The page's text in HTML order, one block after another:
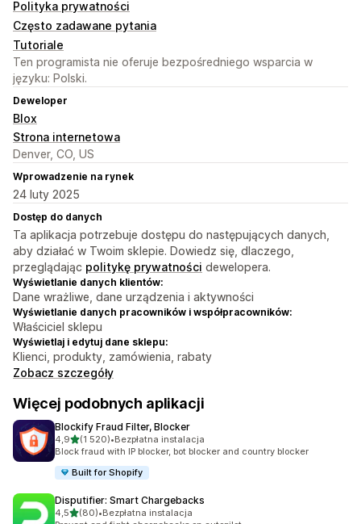
Polityka prywatności
Często zadawane pytania
Tutoriale
Ten programista nie oferuje bezpośredniego wsparcia w
języku: Polski.
Deweloper
Blox
Strona internetowa
Denver, CO, US
Wprowadzenie na rynek
24 luty 2025
Dostęp do danych
Ta aplikacja potrzebuje dostępu do następujących danych,
aby działać w Twoim sklepie. Dowiedz się, dlaczego,
przeglądając politykę prywatności dewelopera.
Wyświetlanie danych klientów:
Dane wrażliwe, dane urządzenia i aktywności
Wyświetlanie danych pracowników i współpracowników:
Właściciel sklepu
Wyświetlaj i edytuj dane sklepu:
Klienci, produkty, zamówienia, rabaty
Zobacz szczegóły
Więcej podobnych aplikacji
Blockify Fraud Filter, Blocker
4,9na 5 gwiazdek
(1 520)
Łączna liczba recenzji: 1520
•Bezpłatna instalacja
Block fraud with IP blocker, bot blocker and country blocker
Built for Shopify
Disputifier: Smart Chargebacks
4,5na 5 gwiazdek
(80)
Łączna liczba recenzji: 80
•Bezpłatna instalacja